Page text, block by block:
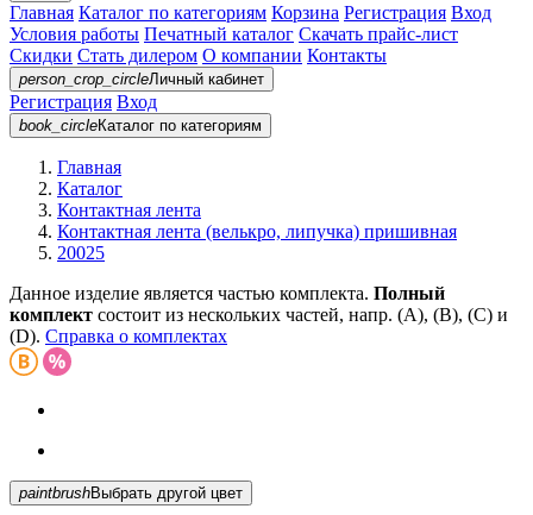
Главная Каталог по категориям Корзина Регистрация Вход
Условия работы Печатный каталог Скачать прайс-лист
Скидки Стать дилером О компании Контакты
person_crop_circleЛичный кабинет
Регистрация Вход
book_circleКаталог по категориям
Главная
Каталог
Контактная лента
Контактная лента (велькро, липучка) пришивная
20025
Данное изделие является частью комплекта. Полный
комплект состоит из нескольких частей, напр. (А), (B), (С) и
(D). Справка о комплектах
paintbrush Выбрать другой цвет